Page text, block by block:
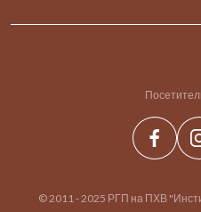
© 2011 - 2025 РГП на ПХВ